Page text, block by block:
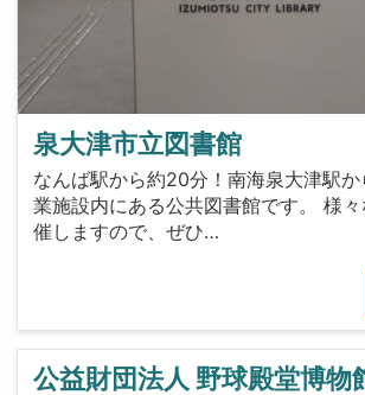
泉大津市立図書館
なんば駅から約20分！南海泉大津駅か
業施設内にある公共図書館です。 様
催しますので、ぜひ…
公益財団法人 野球殿堂博